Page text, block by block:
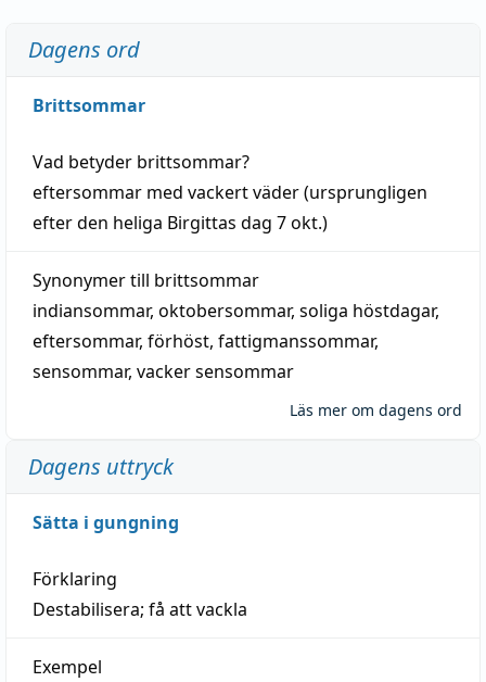
Dagens ord
Brittsommar
Vad betyder brittsommar?
eftersommar med vackertväder(ursprungligen
efter den heliga Birgittas dag 7 okt.)
Synonymer till brittsommar
indiansommar, oktobersommar, soliga höstdagar,
eftersommar, förhöst, fattigmanssommar,
sensommar, vacker sensommar
Läs mer om dagens ord
Dagens uttryck
Sätta i gungning
Förklaring
Destabilisera; få att vackla
Exempel